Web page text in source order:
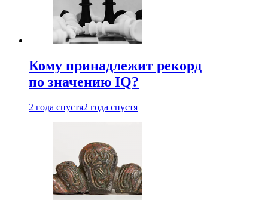
Кому принадлежит рекорд
по значению IQ?
2 года спустя2 года спустя